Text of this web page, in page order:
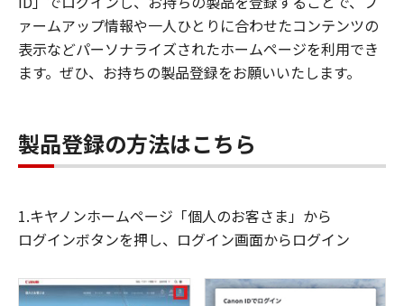
ァームアップ情報や一人ひとりに合わせたコンテンツの
表示などパーソナライズされたホームページを利用でき
ます。ぜひ、お持ちの製品登録をお願いいたします。
製品登録の方法はこちら
1.キヤノンホームページ「個人のお客さま」から
ログインボタンを押し、ログイン画面からログイン